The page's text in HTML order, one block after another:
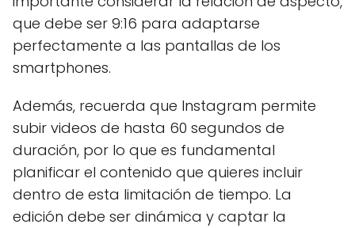
que debe ser 9:16 para adaptarse
perfectamente a las pantallas de los
smartphones.
Además, recuerda que Instagram permite
subir videos de hasta 60 segundos de
duración, por lo que es fundamental
planificar el contenido que quieres incluir
dentro de esta limitación de tiempo. La
edición debe ser dinámica y captar la